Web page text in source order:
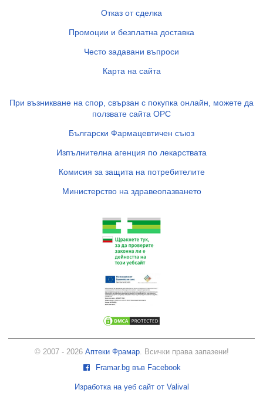
Отказ от сделка
Промоции и безплатна доставка
Често задавани въпроси
Карта на сайта
При възникване на спор, свързан с покупка онлайн, можете да
ползвате сайта ОРС
Български Фармацевтичен съюз
Изпълнителна агенция по лекарствата
Комисия за защита на потребителите
Министерство на здравеопазването
© 2007 - 2026 Аптеки Фрамар. Всички права запазени!
Framar.bg във Facebook
Изработка на уеб сайт от Valival